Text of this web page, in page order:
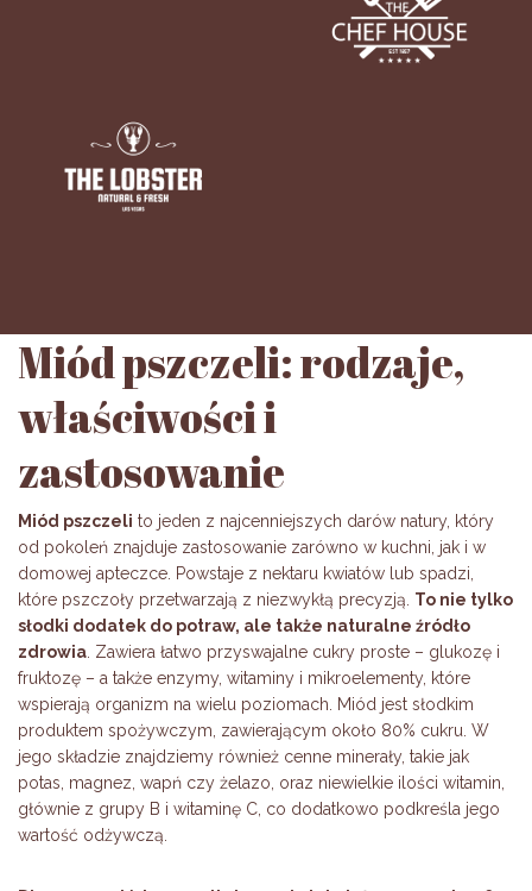
Miód pszczeli: rodzaje,
właściwości i
zastosowanie
Miód pszczeli to jeden z najcenniejszych darów natury, który
od pokoleń znajduje zastosowanie zarówno w kuchni, jak i w
domowej apteczce. Powstaje z nektaru kwiatów lub spadzi,
które pszczoły przetwarzają z niezwykłą precyzją. To nie tylko
słodki dodatek do potraw, ale także naturalne źródło
zdrowia. Zawiera łatwo przyswajalne cukry proste – glukozę i
fruktozę – a także enzymy, witaminy i mikroelementy, które
wspierają organizm na wielu poziomach. Miód jest słodkim
produktem spożywczym, zawierającym około 80% cukru. W
jego składzie znajdziemy również cenne minerały, takie jak
potas, magnez, wapń czy żelazo, oraz niewielkie ilości witamin,
głównie z grupy B i witaminę C, co dodatkowo podkreśla jego
wartość odżywczą.